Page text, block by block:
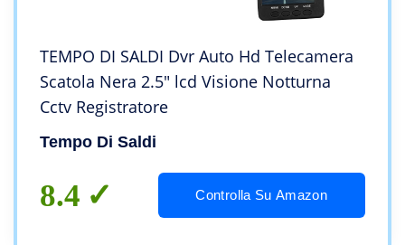
TEMPO DI SALDI Dvr Auto Hd Telecamera
Scatola Nera 2.5″ lcd Visione Notturna
Cctv Registratore
Tempo Di Saldi
8.4 Controlla Su Amazon